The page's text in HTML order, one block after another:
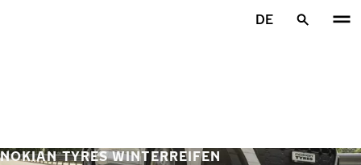
DE
NOKIAN TYRES WINTERREIFEN